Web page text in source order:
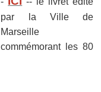
par la Ville de
Marseille
commémorant les 80